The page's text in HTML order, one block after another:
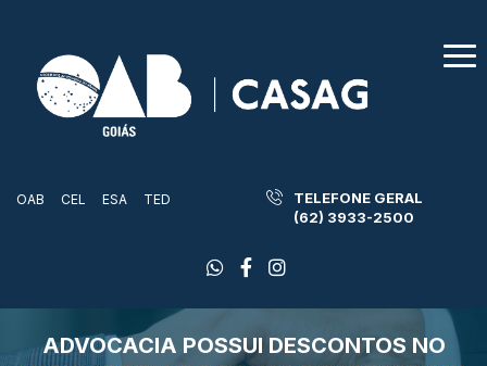
OAB CEL ESA TED
TELEFONE GERAL
(62) 3933-2500
ADVOCACIA POSSUI DESCONTOS NO